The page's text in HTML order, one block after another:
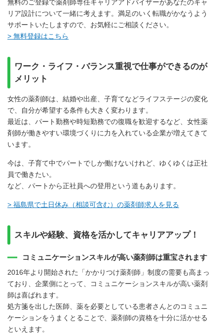
無料のご登録で薬剤師専任キャリアアドバイザーがあなたのキャ
リア設計について一緒に考えます。満足のいく転職がかなうよう
サポートいたしますので、お気軽にご相談ください。
> 無料登録はこちら
ワーク・ライフ・バランス重視で仕事ができるのが
メリット
女性の薬剤師は、結婚や出産、子育てなどライフステージの変化
で、自分が希望する条件も大きく変わります。
最近は、パート勤務や時短勤務での復職を歓迎するなど、女性薬
剤師が働きやすい環境づくりに力を入れている企業が増えてきて
います。
今は、子育て中でパートでしか働けないけれど、ゆくゆくは正社
員で働きたい。
など、パートから正社員への登用という道もあります。
> 福島県で土日休み（相談可含む）の薬剤師求人を見る
スキルや経験、資格を活かしてキャリアアップ！
コミュニケーションスキルが高い薬剤師は重宝されます
2016年より開始された「かかりつけ薬剤師」制度の需要も高まっ
ており、企業側にとって、コミュニケーションスキルが高い薬剤
師は喜ばれます。
処方箋を出した医師、薬を必要としている患者さんとのコミュニ
ケーションをうまくとることで、薬剤師の資格を十分に活かせる
といえます。